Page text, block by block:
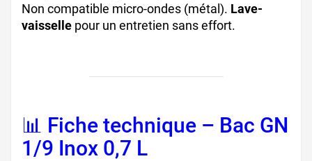
Non compatible micro-ondes (métal). Lave-
vaisselle pour un entretien sans effort.
📊 Fiche technique – Bac GN
1/9 Inox 0,7 L